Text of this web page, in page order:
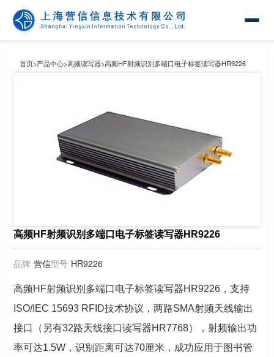
首页>产品中心>高频读写器>高频HF射频识别多端口电子标签读写器HR9226
高频HF射频识别多端口电子标签读写器HR9226
品牌 营信型号 HR9226
高频HF射频识别多端口电子标签读写器HR9226 ，支持
ISO/IEC 15693 RFID技术协议 ，两路SMA射频天线输出
接口（另有32路天线接口读写器HR7768），射频输出功
率可达1.5W，识别距离可达70厘米， 成功应用于图书管